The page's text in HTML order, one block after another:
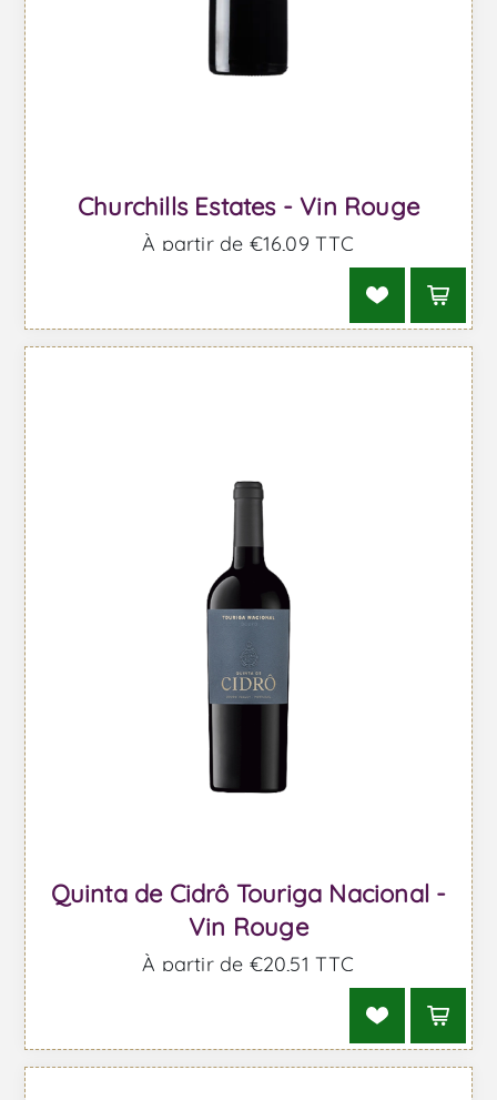
Churchills Estates - Vin Rouge
À partir de €16,09 TTC
Quinta de Cidrô Touriga Nacional -
Vin Rouge
À partir de €20,51 TTC